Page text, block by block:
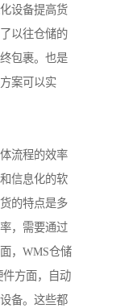
设备提高货
以往仓储的
包裹。也是
案可以实
流程的效率
信息化的软
的特点是多
，需要通过
，WMS仓储
方面，自动
备。这些都